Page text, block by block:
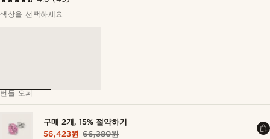
색상을 선택하세요
번들 오퍼
구매 2개, 15% 절약하기
56,423원 66,380원